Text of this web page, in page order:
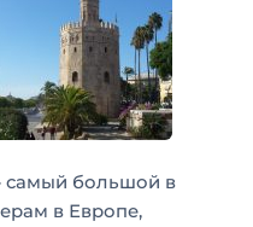
большой в
в Европе,